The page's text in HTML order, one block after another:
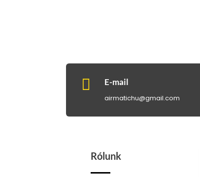
 E-mail
airmatichu@gmail.com
Rólunk